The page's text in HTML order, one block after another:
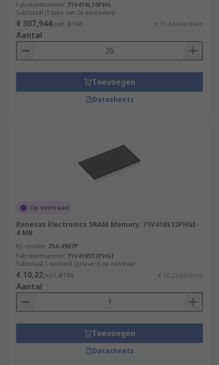
Fabrikantnummer 71V416L10PHG
Subtotaal (1 tube van 26 eenheden)
€ 307,944(excl. BTW) € 11,844/eenheid
Aantal
Toevoegen
Datasheets
Op voorraad
Renesas Electronics SRAM Memory, 71V416S12PHGI-
4 MB
RS-stocknr. 254-4967P
Fabrikantnummer 71V416S12PHGI
Subtotaal 1 eenheid (geleverd op een tray)
€ 10,22(excl. BTW) € 10,22/eenheid
Aantal
Toevoegen
Datasheets